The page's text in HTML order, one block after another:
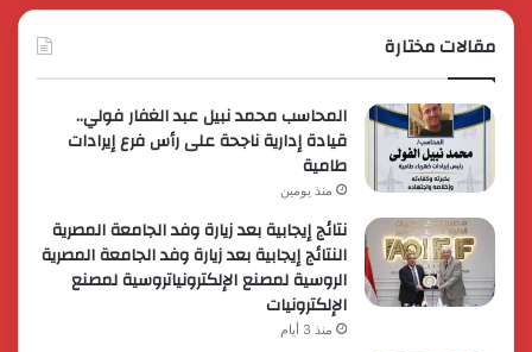
مقالات مختارة
المحاسب محمد نبيل عبد الغفار فولي..
قيادة إدارية ناجحة على رأس فرع إيرادات
طامية
منذ يومين
نتائج إيجابية بعد زيارة وفد الجامعة المصرية
النتائج إيجابية بعد زيارة وفد الجامعة المصرية
الروسية لمصنع الإلكترونياتروسية لمصنع
الإلكترونيات
منذ 3 أيام